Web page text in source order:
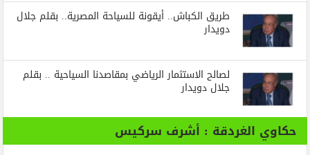
طريق الكباش.. أيقونة للسياحة المصرية.. بقلم جلال
دويدار
لصالح الاستثمار الرياضي بمقاصدنا السياحية .. بقلم
جلال دويدار
حكاوي الغردقة : أشرف سركيس